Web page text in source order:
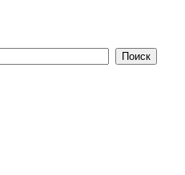
Поиск